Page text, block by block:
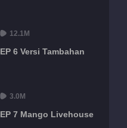
12.1M
EP 6 Versi Tambahan
3.0M
EP 7 Mango Livehouse